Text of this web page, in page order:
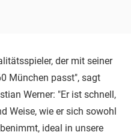
der mit seiner
München passt", sagt
Werner: "Er ist schnell,
Weise, wie er sich sowohl
ideal in unsere